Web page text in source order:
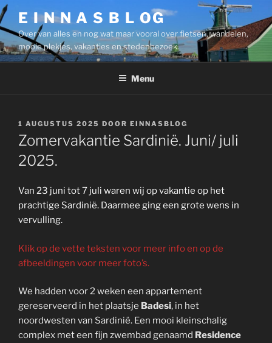
Ga
naar
de
inhoud
E I N N A S B L OG
Over van alles en nog wat maar vooral over fietsen, wandelen,
mooie plekjes, vakanties en stedenbezoek.
Menu
GEPLAATST
OP
1 AUGUSTUS 2025 DOOR EINNASBLOG
Zomervakantie Sardinië. Juni/ juli
2025.
Van 23 juni tot 7 juli waren wij op vakantie op het
prachtige Sardinië. Daarmee ging een grote wens in
vervulling.
Klik op de vette teksten voor meer info en op de
afbeeldingen voor meer foto’s.
We hadden voor 2 weken een appartement
gereserveerd in het plaatsje Badesi, in het
noordwesten van Sardinië. Een mooi kleinschalig
complex met een fijn zwembad genaamd Residence